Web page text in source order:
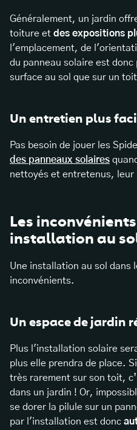
Généralement, un jardin
toiture et des expositions
l'emplacement, de
du panneau solaire est
surface au sol que sur un
Un entretien plus
Pas besoin de jouer les
des panneaux solaires
nettoyés et entretenus, leur
Les inconvénients
installation au
Une installation au sol dans
inconvénients.
Un espace de jardin
Plus l'installation solaire
plus elle prendra de place.
très rarement sur son toit,
dans un jardin ! Or,
se dorer la pilule sur un
par l'installation est donc